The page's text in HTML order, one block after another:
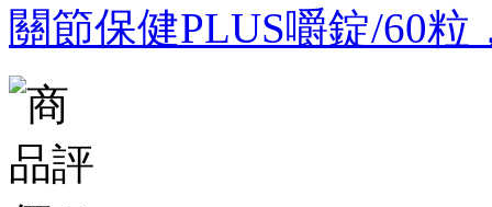
關節保健PLUS嚼錠/60粒